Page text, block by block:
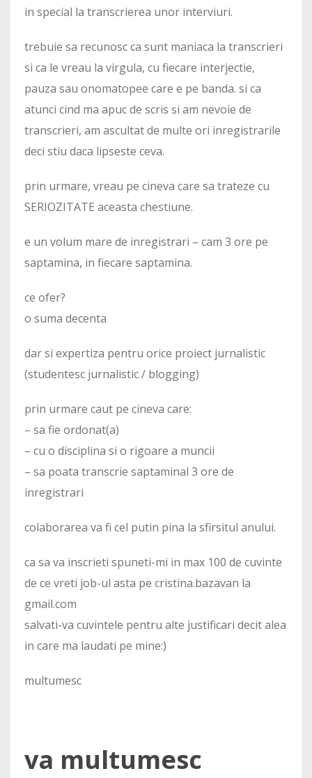
in special la transcrierea unor interviuri.
trebuie sa recunosc ca sunt maniaca la transcrieri
si ca le vreau la virgula, cu fiecare interjectie,
pauza sau onomatopee care e pe banda. si ca
atunci cind ma apuc de scris si am nevoie de
transcrieri, am ascultat de multe ori inregistrarile
deci stiu daca lipseste ceva.
prin urmare, vreau pe cineva care sa trateze cu
SERIOZITATE aceasta chestiune.
e un volum mare de inregistrari – cam 3 ore pe
saptamina, in fiecare saptamina.
ce ofer?
o suma decenta
dar si expertiza pentru orice proiect jurnalistic
(studentesc jurnalistic / blogging)
prin urmare caut pe cineva care:
– sa fie ordonat(a)
– cu o disciplina si o rigoare a muncii
– sa poata transcrie saptaminal 3 ore de
inregistrari
colaborarea va fi cel putin pina la sfirsitul anului.
ca sa va inscrieti spuneti-mi in max 100 de cuvinte
de ce vreti job-ul asta pe cristina.bazavan la
gmail.com
salvati-va cuvintele pentru alte justificari decit alea
in care ma laudati pe mine:)
multumesc
va multumesc